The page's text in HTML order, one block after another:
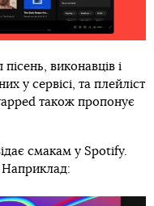
виконавців і
у сервісі, та плейліст
також пропонує
смакам у Spotify.
Наприклад: